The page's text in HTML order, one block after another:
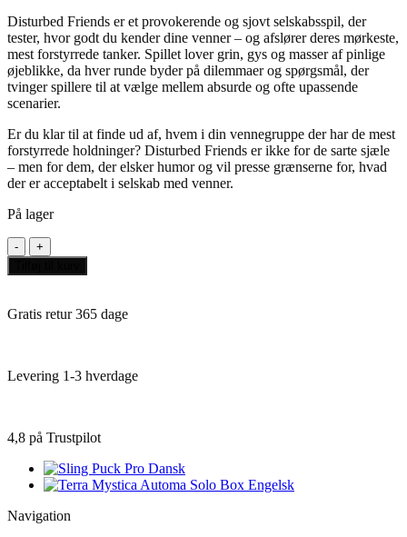
Disturbed Friends er et provokerende og sjovt selskabsspil, der
tester, hvor godt du kender dine venner – og afslører deres mørkeste,
mest forstyrrede tanker. Spillet lover grin, gys og masser af pinlige
øjeblikke, da hver runde byder på dilemmaer og spørgsmål, der
tvinger spillere til at vælge mellem absurde og ofte upassende
scenarier.
Er du klar til at finde ud af, hvem i din vennegruppe der har de mest
forstyrrede holdninger? Disturbed Friends er ikke for de sarte sjæle
– men for dem, der elsker humor og vil presse grænserne for, hvad
der er acceptabelt i selskab med venner.
På lager
Disturbed
Friends
Engelsk
Gratis retur 365 dage
Levering 1-3 hverdage
4,8 på Trustpilot
Navigation